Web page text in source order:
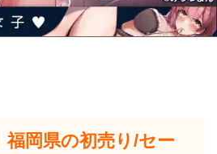
福岡県の初売り/セー